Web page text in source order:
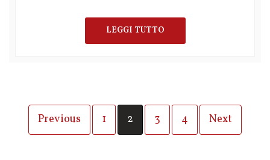
LEGGI TUTTO
Previous 1 2 3 4 Next